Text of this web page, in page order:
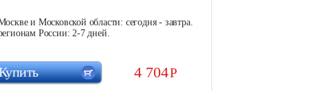
и Московской области: сегодня - завтра.
России: 2-7 дней.
4 704Р